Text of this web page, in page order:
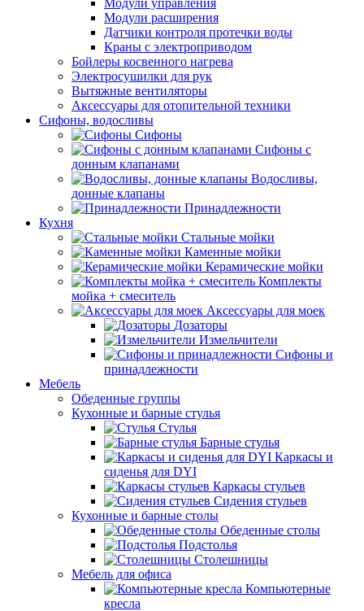
Модули управления
Модули расширения
Датчики контроля протечки воды
Краны с электроприводом
Бойлеры косвенного нагрева
Электросушилки для рук
Вытяжные вентиляторы
Аксессуары для отопительной техники
Сифоны, водосливы
Сифоны
Сифоны с
донным клапанами
Водосливы,
донные клапаны
Принадлежности
Кухня
Стальные мойки
Каменные мойки
Керамические мойки
Комплекты
мойка + смеситель
Аксессуары для моек
Дозаторы
Измельчители
Сифоны и
принадлежности
Мебель
Обеденные группы
Кухонные и барные стулья
Стулья
Барные стулья
Каркасы и
сиденья для DYI
Каркасы стульев
Сидения стульев
Кухонные и барные столы
Обеденные столы
Подстолья
Столешницы
Мебель для офиса
Компьютерные
кресла